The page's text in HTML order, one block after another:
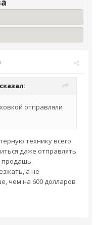
сказал:
отправляли
технику всего
даже отправлять
продашь.
а не
чем на 600 долларов